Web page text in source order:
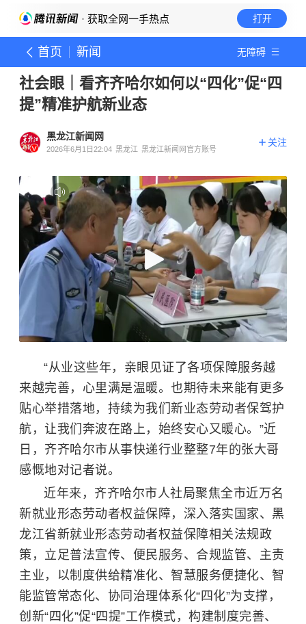
· 获取全网一手热点 打开
首页 新闻 无障碍
社会眼｜看齐齐哈尔如何以“四化”促“四
提”精准护航新业态
黑龙江新闻网
2026年6月1日22:04 黑龙江 黑龙江新闻网官方账号
关注
“从业这些年，亲眼见证了各项保障服务越
来越完善，心里满是温暖。也期待未来能有更多
贴心举措落地，持续为我们新业态劳动者保驾护
航，让我们奔波在路上，始终安心又暖心。”近
日，齐齐哈尔市从事快递行业整整7年的张大哥
感慨地对记者说。
近年来，齐齐哈尔市人社局聚焦全市近万名
新就业形态劳动者权益保障，深入落实国家、黑
龙江省新就业形态劳动者权益保障相关法规政
策，立足普法宣传、便民服务、合规监管、主责
主业，以制度供给精准化、智慧服务便捷化、智
能监管常态化、协同治理体系化“四化”为支撑，
创新“四化”促“四提”工作模式，构建制度完善、